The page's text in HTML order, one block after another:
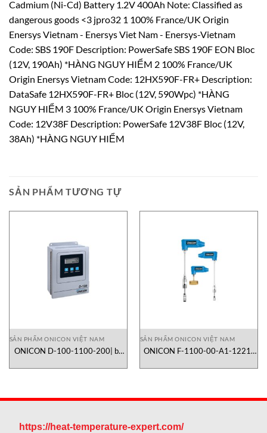
Cadmium (Ni-Cd) Battery 1.2V 400Ah Note: Classified as
dangerous goods <3 jpro32 1 100% France/UK Origin
Enersys Vietnam - Enersys Viet Nam - Enersys-Vietnam
Code: SBS 190F Description: PowerSafe SBS 190F EON Bloc
(12V, 190Ah) *HÀNG NGUY HIỂM 2 100% France/UK
Origin Enersys Vietnam Code: 12HX590F-FR+ Description:
DataSafe 12HX590F-FR+ Bloc (12V, 590Wpc) *HÀNG
NGUY HIỂM 3 100% France/UK Origin Enersys Vietnam
Code: 12V38F Description: PowerSafe 12V38F Bloc (12V,
38Ah) *HÀNG NGUY HIỂM
SẢN PHẨM TƯƠNG TỰ
SẢN PHẨM ONICON VIỆT NAM
ONICON D-100-1100-200| bộ
lượng công nghiệp
SẢN PHẨM ONICON VIỆT NAM
ONICON F-1100-00-A1-1221-
insertion
https://heat-temperature-expert.com/